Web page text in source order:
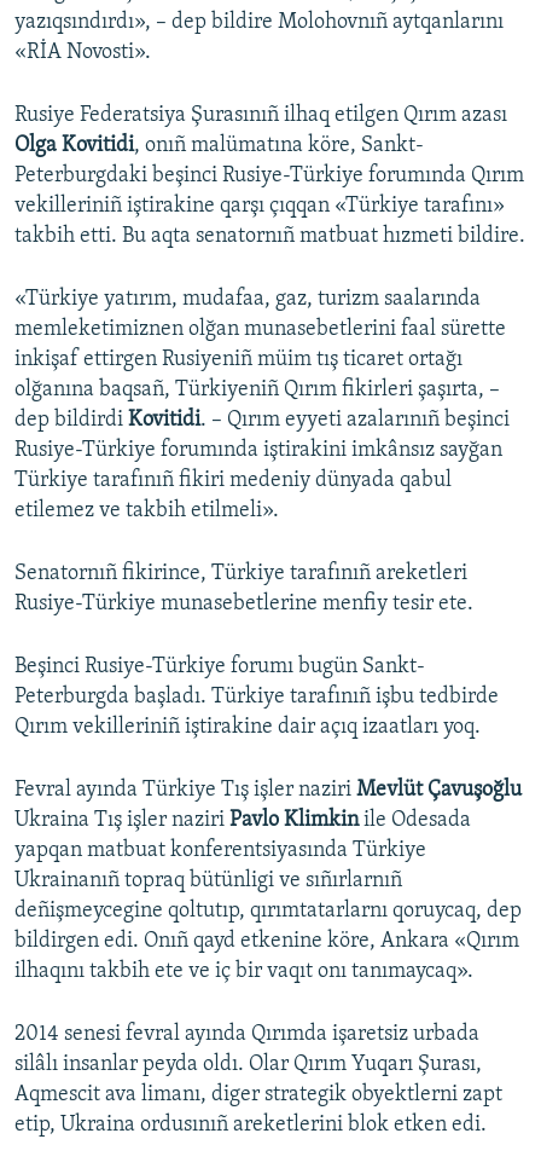
yazıqsındırdı», – dep bildire Molohovnıñ aytqanlarını
«RİA Novosti».
Rusiye Federatsiya Şurasınıñ ilhaq etilgen Qırım azası
Olga Kovitidi, onıñ malümatına köre, Sankt-
Peterburgdaki beşinci Rusiye-Türkiye forumında Qırım
vekilleriniñ iştirakine qarşı çıqqan «Türkiye tarafını»
takbih etti. Bu aqta senatornıñ matbuat hızmeti bildire.
«Türkiye yatırım, mudafaa, gaz, turizm saalarında
memleketimiznen olğan munasebetlerini faal sürette
inkişaf ettirgen Rusiyeniñ müim tış ticaret ortağı
olğanına baqsañ, Türkiyeniñ Qırım fikirleri şaşırta, –
dep bildirdi Kovitidi. – Qırım eyyeti azalarınıñ beşinci
Rusiye-Türkiye forumında iştirakini imkânsız sayğan
Türkiye tarafınıñ fikiri medeniy dünyada qabul
etilemez ve takbih etilmeli».
Senatornıñ fikirince, Türkiye tarafınıñ areketleri
Rusiye-Türkiye munasebetlerine menfiy tesir ete.
Beşinci Rusiye-Türkiye forumı bugün Sankt-
Peterburgda başladı. Türkiye tarafınıñ işbu tedbirde
Qırım vekilleriniñ iştirakine dair açıq izaatları yoq.
Fevral ayında Türkiye Tış işler naziri Mevlüt Çavuşoğlu
Ukraina Tış işler naziri Pavlo Klimkinile Odesada
yapqan matbuat konferentsiyasında Türkiye
Ukrainanıñ topraq bütünligi ve sıñırlarnıñ
deñişmeycegine qoltutıp, qırımtatarlarnı qoruycaq, dep
bildirgen edi. Onıñ qayd etkenine köre, Ankara «Qırım
ilhaqını takbih ete ve iç bir vaqıt onı tanımaycaq».
2014 senesi fevral ayında Qırımda işaretsiz urbada
silâlı insanlar peyda oldı. Olar Qırım Yuqarı Şurası,
Aqmescit ava limanı, diger strategik obyektlerni zapt
etip, Ukraina ordusınıñ areketlerini blok etken edi.